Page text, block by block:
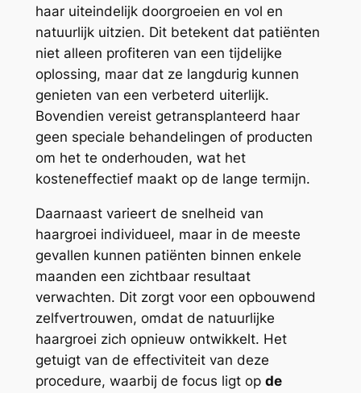
haar uiteindelijk doorgroeien en vol en
natuurlijk uitzien. Dit betekent dat patiënten
niet alleen profiteren van een tijdelijke
oplossing, maar dat ze langdurig kunnen
genieten van een verbeterd uiterlijk.
Bovendien vereist getransplanteerd haar
geen speciale behandelingen of producten
om het te onderhouden, wat het
kosteneffectief maakt op de lange termijn.
Daarnaast varieert de snelheid van
haargroei individueel, maar in de meeste
gevallen kunnen patiënten binnen enkele
maanden een zichtbaar resultaat
verwachten. Dit zorgt voor een opbouwend
zelfvertrouwen, omdat de natuurlijke
haargroei zich opnieuw ontwikkelt. Het
getuigt van de effectiviteit van deze
procedure, waarbij de focus ligt op de